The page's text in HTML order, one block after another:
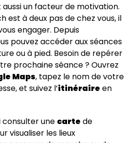
aussi un facteur de motivation.
est à deux pas de chez vous, il
engager. Depuis
pouvez accéder aux séances
ou à pied. Besoin de repérer
prochaine séance ? Ouvrez
Maps, tapez le nom de votre
et suivez l’itinéraire en
consulter une carte de
visualiser les lieux